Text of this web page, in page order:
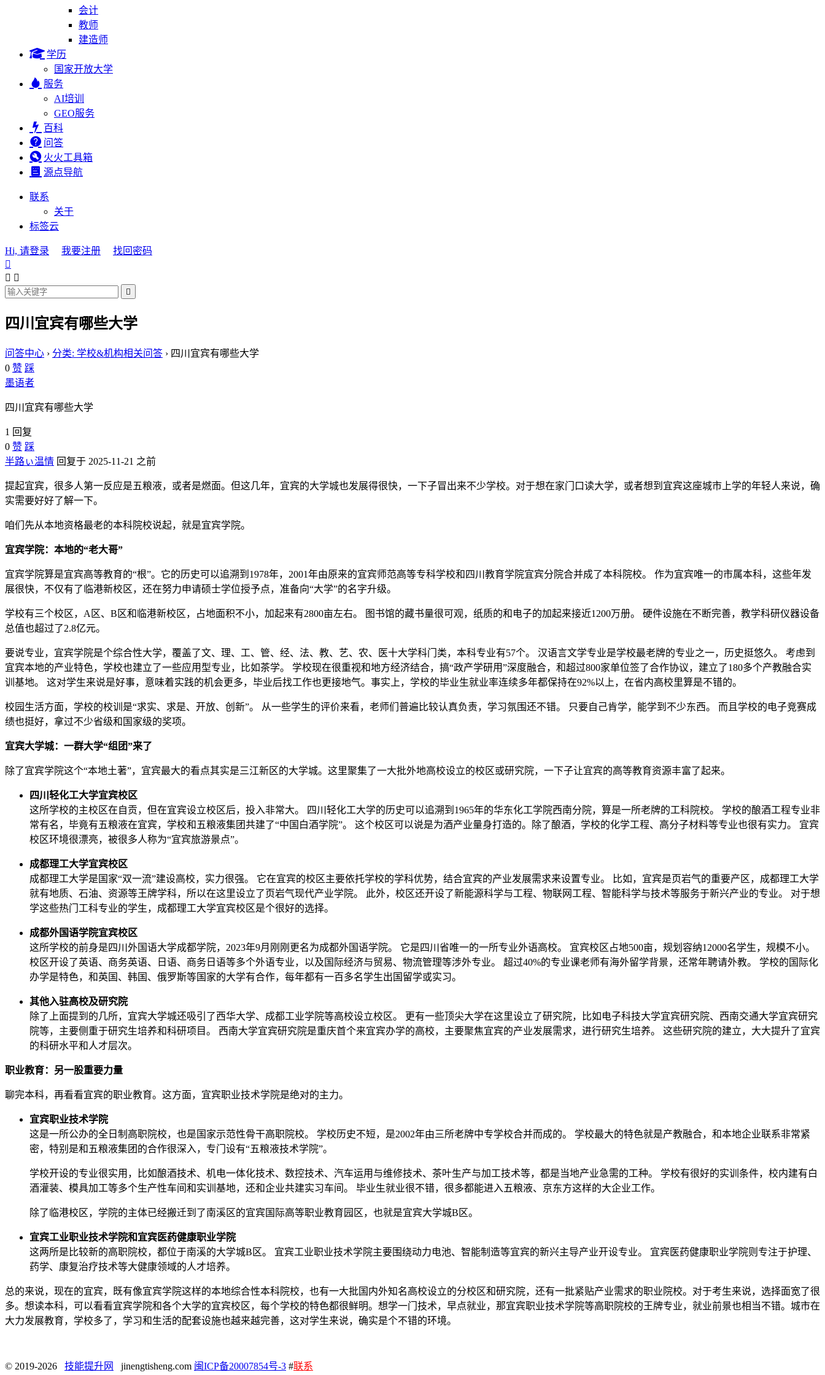
会计
教师
建造师
学历
国家开放大学
服务
AI培训
GEO服务
百科
问答
火火工具箱
源点导航
联系
关于
标签云
Hi, 请登录 我要注册
找回密码

 

四川宜宾有哪些大学
问答中心 › 分类: 学校&机构相关问答 › 四川宜宾有哪些大学
0 赞 踩
墨语者
四川宜宾有哪些大学
1 回复
0 赞 踩
半路ぃ温情 回复于 2025-11-21 之前
提起宜宾，很多人第一反应是五粮液，或者是燃面。但这几年，宜宾的大学城也发展得很快，一下子冒出来不少学校。对于想在家门口读大学，或者想到宜宾这座城市上学的年轻人来说，确
实需要好好了解一下。
咱们先从本地资格最老的本科院校说起，就是宜宾学院。
宜宾学院：本地的“老大哥”
宜宾学院算是宜宾高等教育的“根”。它的历史可以追溯到1978年，2001年由原来的宜宾师范高等专科学校和四川教育学院宜宾分院合并成了本科院校。 作为宜宾唯一的市属本科，这些年发
展很快，不仅有了临港新校区，还在努力申请硕士学位授予点，准备向“大学”的名字升级。
学校有三个校区，A区、B区和临港新校区，占地面积不小，加起来有2800亩左右。 图书馆的藏书量很可观，纸质的和电子的加起来接近1200万册。 硬件设施在不断完善，教学科研仪器设备
总值也超过了2.8亿元。
要说专业，宜宾学院是个综合性大学，覆盖了文、理、工、管、经、法、教、艺、农、医十大学科门类，本科专业有57个。 汉语言文学专业是学校最老牌的专业之一，历史挺悠久。 考虑到
宜宾本地的产业特色，学校也建立了一些应用型专业，比如茶学。 学校现在很重视和地方经济结合，搞“政产学研用”深度融合，和超过800家单位签了合作协议，建立了180多个产教融合实
训基地。 这对学生来说是好事，意味着实践的机会更多，毕业后找工作也更接地气。事实上，学校的毕业生就业率连续多年都保持在92%以上，在省内高校里算是不错的。
校园生活方面，学校的校训是“求实、求是、开放、创新”。 从一些学生的评价来看，老师们普遍比较认真负责，学习氛围还不错。 只要自己肯学，能学到不少东西。 而且学校的电子竞赛成
绩也挺好，拿过不少省级和国家级的奖项。
宜宾大学城：一群大学“组团”来了
除了宜宾学院这个“本地土著”，宜宾最大的看点其实是三江新区的大学城。这里聚集了一大批外地高校设立的校区或研究院，一下子让宜宾的高等教育资源丰富了起来。
四川轻化工大学宜宾校区
这所学校的主校区在自贡，但在宜宾设立校区后，投入非常大。 四川轻化工大学的历史可以追溯到1965年的华东化工学院西南分院，算是一所老牌的工科院校。 学校的酿酒工程专业非
常有名，毕竟有五粮液在宜宾，学校和五粮液集团共建了“中国白酒学院”。 这个校区可以说是为酒产业量身打造的。除了酿酒，学校的化学工程、高分子材料等专业也很有实力。 宜宾
校区环境很漂亮，被很多人称为“宜宾旅游景点”。
成都理工大学宜宾校区
成都理工大学是国家“双一流”建设高校，实力很强。 它在宜宾的校区主要依托学校的学科优势，结合宜宾的产业发展需求来设置专业。 比如，宜宾是页岩气的重要产区，成都理工大学
就有地质、石油、资源等王牌学科，所以在这里设立了页岩气现代产业学院。 此外，校区还开设了新能源科学与工程、物联网工程、智能科学与技术等服务于新兴产业的专业。 对于想
学这些热门工科专业的学生，成都理工大学宜宾校区是个很好的选择。
成都外国语学院宜宾校区
这所学校的前身是四川外国语大学成都学院，2023年9月刚刚更名为成都外国语学院。 它是四川省唯一的一所专业外语高校。 宜宾校区占地500亩，规划容纳12000名学生，规模不小。
校区开设了英语、商务英语、日语、商务日语等多个外语专业，以及国际经济与贸易、物流管理等涉外专业。 超过40%的专业课老师有海外留学背景，还常年聘请外教。 学校的国际化
办学是特色，和英国、韩国、俄罗斯等国家的大学有合作，每年都有一百多名学生出国留学或实习。
其他入驻高校及研究院
除了上面提到的几所，宜宾大学城还吸引了西华大学、成都工业学院等高校设立校区。 更有一些顶尖大学在这里设立了研究院，比如电子科技大学宜宾研究院、西南交通大学宜宾研究
院等，主要侧重于研究生培养和科研项目。 西南大学宜宾研究院是重庆首个来宜宾办学的高校，主要聚焦宜宾的产业发展需求，进行研究生培养。 这些研究院的建立，大大提升了宜宾
的科研水平和人才层次。
职业教育：另一股重要力量
聊完本科，再看看宜宾的职业教育。这方面，宜宾职业技术学院是绝对的主力。
宜宾职业技术学院
这是一所公办的全日制高职院校，也是国家示范性骨干高职院校。 学校历史不短，是2002年由三所老牌中专学校合并而成的。 学校最大的特色就是产教融合，和本地企业联系非常紧
密，特别是和五粮液集团的合作很深入，专门设有“五粮液技术学院”。
学校开设的专业很实用，比如酿酒技术、机电一体化技术、数控技术、汽车运用与维修技术、茶叶生产与加工技术等，都是当地产业急需的工种。 学校有很好的实训条件，校内建有白
酒灌装、模具加工等多个生产性车间和实训基地，还和企业共建实习车间。 毕业生就业很不错，很多都能进入五粮液、京东方这样的大企业工作。
除了临港校区，学院的主体已经搬迁到了南溪区的宜宾国际高等职业教育园区，也就是宜宾大学城B区。
宜宾工业职业技术学院和宜宾医药健康职业学院
这两所是比较新的高职院校，都位于南溪的大学城B区。 宜宾工业职业技术学院主要围绕动力电池、智能制造等宜宾的新兴主导产业开设专业。 宜宾医药健康职业学院则专注于护理、
药学、康复治疗技术等大健康领域的人才培养。
总的来说，现在的宜宾，既有像宜宾学院这样的本地综合性本科院校，也有一大批国内外知名高校设立的分校区和研究院，还有一批紧贴产业需求的职业院校。对于考生来说，选择面宽了很
多。想读本科，可以看看宜宾学院和各个大学的宜宾校区，每个学校的特色都很鲜明。想学一门技术，早点就业，那宜宾职业技术学院等高职院校的王牌专业，就业前景也相当不错。城市在
大力发展教育，学校多了，学习和生活的配套设施也越来越完善，这对学生来说，确实是个不错的环境。
© 2019-2026 技能提升网 jinengtisheng.com 闽ICP备20007854号-3 #联系